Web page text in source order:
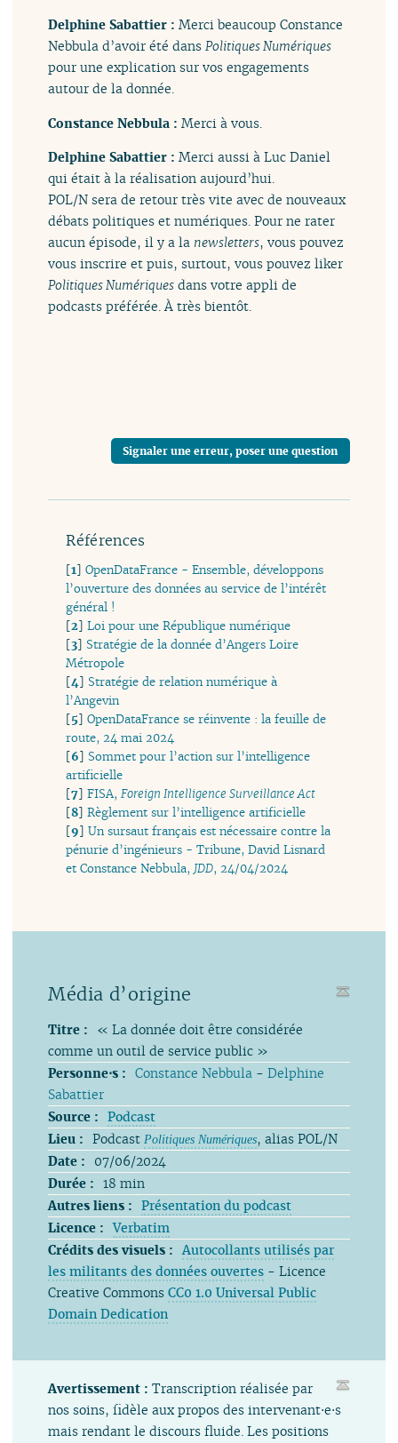
Delphine Sabattier :Merci beaucoup Constance
Nebbula d’avoir été dansPolitiques Numériques
pour une explication sur vos engagements
autour de la donnée.
Constance Nebbula :Merci à vous.
Delphine Sabattier :Merci aussi à Luc Daniel
qui était à la réalisation aujourd’hui.
POL/N sera de retour très vite avec de nouveaux
débats politiques et numériques. Pour ne rater
aucun épisode, il y a la newsletters, vous pouvez
vous inscrire et puis, surtout, vous pouvez liker
Politiques Numériques dans votre appli de
podcasts préférée. À très bientôt.
Signaler une erreur, poser une question
Références
[1]OpenDataFrance - Ensemble, développons
l’ouverture des données au service de l’intérêt
général !
[2]Loi pour une République numérique
[3]Stratégie de la donnée d’Angers Loire
Métropole
[4]Stratégie de relation numérique à
l’Angevin
[5]OpenDataFrance se réinvente : la feuille de
route, 24 mai 2024
[6]Sommet pour l’action sur l’intelligence
artificielle
[7]FISA,Foreign Intelligence Surveillance Act
[8]Règlement sur l’intelligence artificielle
[9]Un sursaut français est nécessaire contre la
pénurie d’ingénieurs - Tribune, David Lisnard
et Constance Nebbula, JDD, 24/04/2024
Média d’origine
Titre :
« La donnée doit être considérée
comme un outil de service public »
Personne⋅s : Constance Nebbula - Delphine
Sabattier
Source : Podcast
Lieu : Podcast Politiques Numériques, alias POL/N
Date :
07/06/2024
Durée : 18 min
Autres liens : Présentation du podcast
Licence : Verbatim
Crédits des visuels : Autocollants utilisés par
les militants des données ouvertes - Licence
Creative CommonsCC0 1.0 Universal Public
Domain Dedication
Avertissement :Transcription réalisée par
nos soins, fidèle aux propos des intervenant⋅e⋅s
mais rendant le discours fluide. Les positions